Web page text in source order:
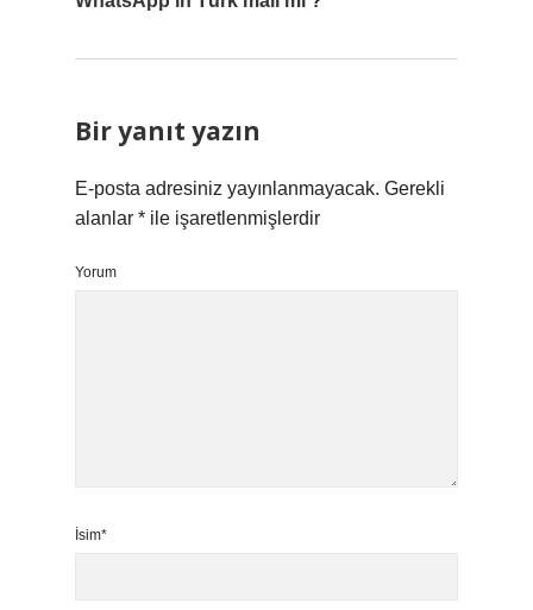
Bir yanıt yazın
E-posta adresiniz yayınlanmayacak. Gerekli
alanlar * ile işaretlenmişlerdir
Yorum
İsim*